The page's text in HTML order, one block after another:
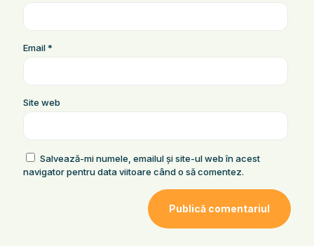
Email*
Site web
Salvează-mi numele, emailul și site-ul web în acest
navigator pentru data viitoare când o să comentez.